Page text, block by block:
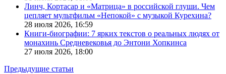
Линч, Кортасар и «Матрица» в российской глуши. Чем
цепляет мультфильм «Непокой» с музыкой Курехина?
28 июля 2026, 16:59
Книги-биографии: 7 ярких текстов о реальных людях от
монахинь Средневековья до Энтони Хопкинса
27 июля 2026, 18:00
Предыдущие статьи